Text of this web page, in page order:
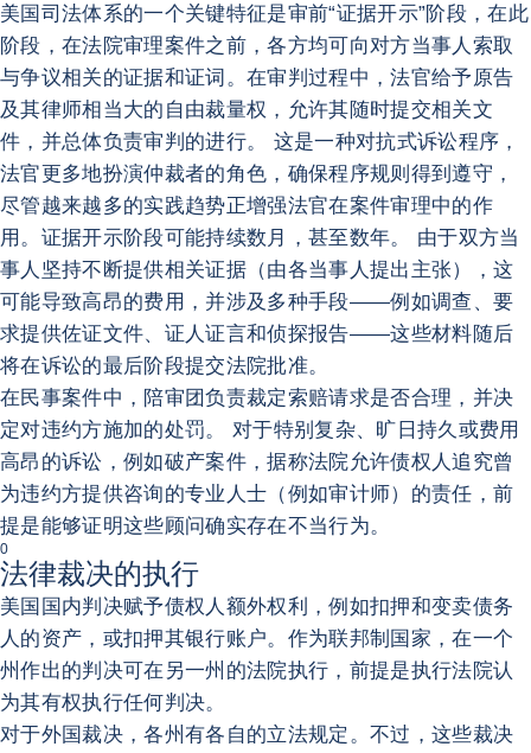
美国司法体系的一个关键特征是审前“证据开示”阶段，在此
阶段，在法院审理案件之前，各方均可向对方当事人索取
与争议相关的证据和证词。在审判过程中，法官给予原告
及其律师相当大的自由裁量权，允许其随时提交相关文
件，并总体负责审判的进行。 这是一种对抗式诉讼程序，
法官更多地扮演仲裁者的角色，确保程序规则得到遵守，
尽管越来越多的实践趋势正增强法官在案件审理中的作
用。证据开示阶段可能持续数月，甚至数年。 由于双方当
事人坚持不断提供相关证据（由各当事人提出主张），这
可能导致高昂的费用，并涉及多种手段——例如调查、要
求提供佐证文件、证人证言和侦探报告——这些材料随后
将在诉讼的最后阶段提交法院批准。
在民事案件中，陪审团负责裁定索赔请求是否合理，并决
定对违约方施加的处罚。 对于特别复杂、旷日持久或费用
高昂的诉讼，例如破产案件，据称法院允许债权人追究曾
为违约方提供咨询的专业人士（例如审计师）的责任，前
提是能够证明这些顾问确实存在不当行为。
0
法律裁决的执行
美国国内判决赋予债权人额外权利，例如扣押和变卖债务
人的资产，或扣押其银行账户。作为联邦制国家，在一个
州作出的判决可在另一州的法院执行，前提是执行法院认
为其有权执行任何判决。
对于外国裁决，各州有各自的立法规定。不过，这些裁决